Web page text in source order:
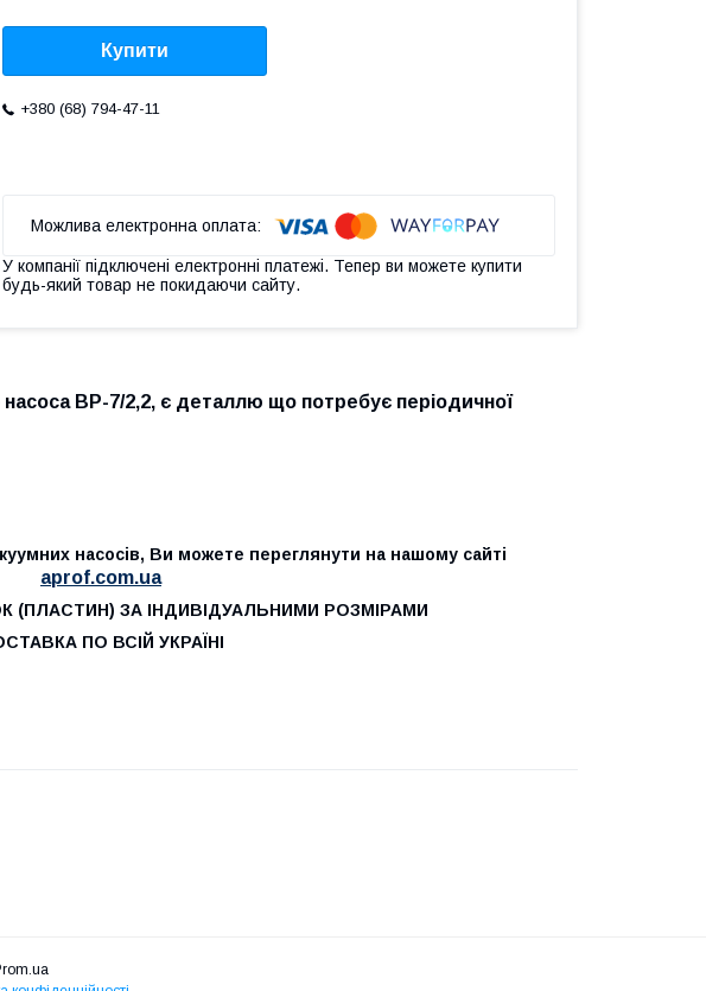
Купити
+380 (68) 794-47-11
У компанії підключені електронні платежі. Тепер ви можете купити
будь-який товар не покидаючи сайту.
насоса ВР-7/2,2, є деталлю що потребує періодичної
насосів, Ви можете переглянути на нашому сайті
aprof.com.ua
(ПЛАСТИН) ЗА ІНДИВІДУАЛЬНИМИ РОЗМІРАМИ
ПО ВСІЙ УКРАЇНІ